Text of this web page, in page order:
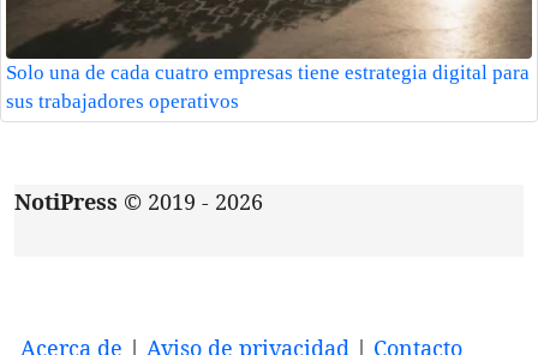
Solo una de cada cuatro empresas tiene estrategia digital para
sus trabajadores operativos
NotiPress © 2019 - 2026
Acerca de | Aviso de privacidad | Contacto